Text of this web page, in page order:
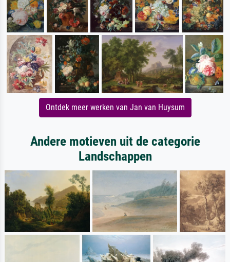
Ontdek meer werken van Jan van Huysum
Andere motieven uit de categorie
Landschappen